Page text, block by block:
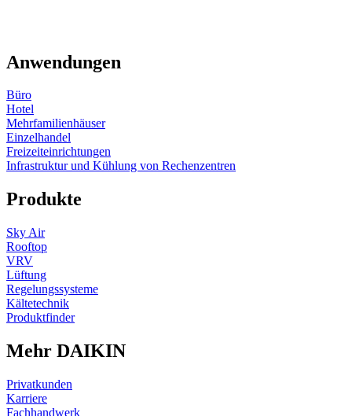
Anwendungen
Büro
Hotel
Mehrfamilienhäuser
Einzelhandel
Freizeiteinrichtungen
Infrastruktur und Kühlung von Rechenzentren
Produkte
Sky Air
Rooftop
VRV
Lüftung
Regelungssysteme
Kältetechnik
Produktfinder
Mehr DAIKIN
Privatkunden
Karriere
Fachhandwerk